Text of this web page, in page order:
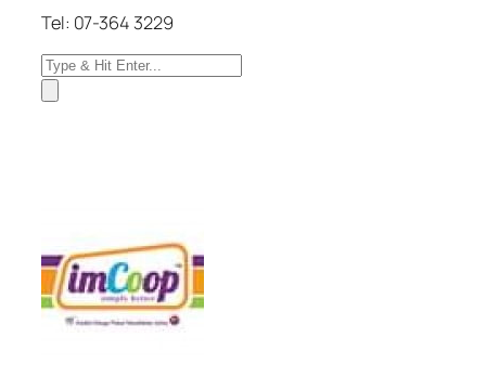
Tel: 07-364 3229